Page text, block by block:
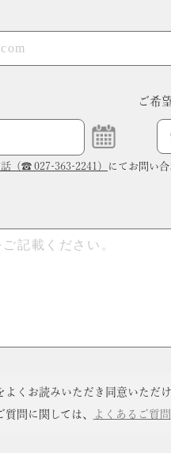
ご希
（☎ 027-363-2241） にてお問い合
よくお読みいただき同意いただ
質問に関しては、
よくあるご質問